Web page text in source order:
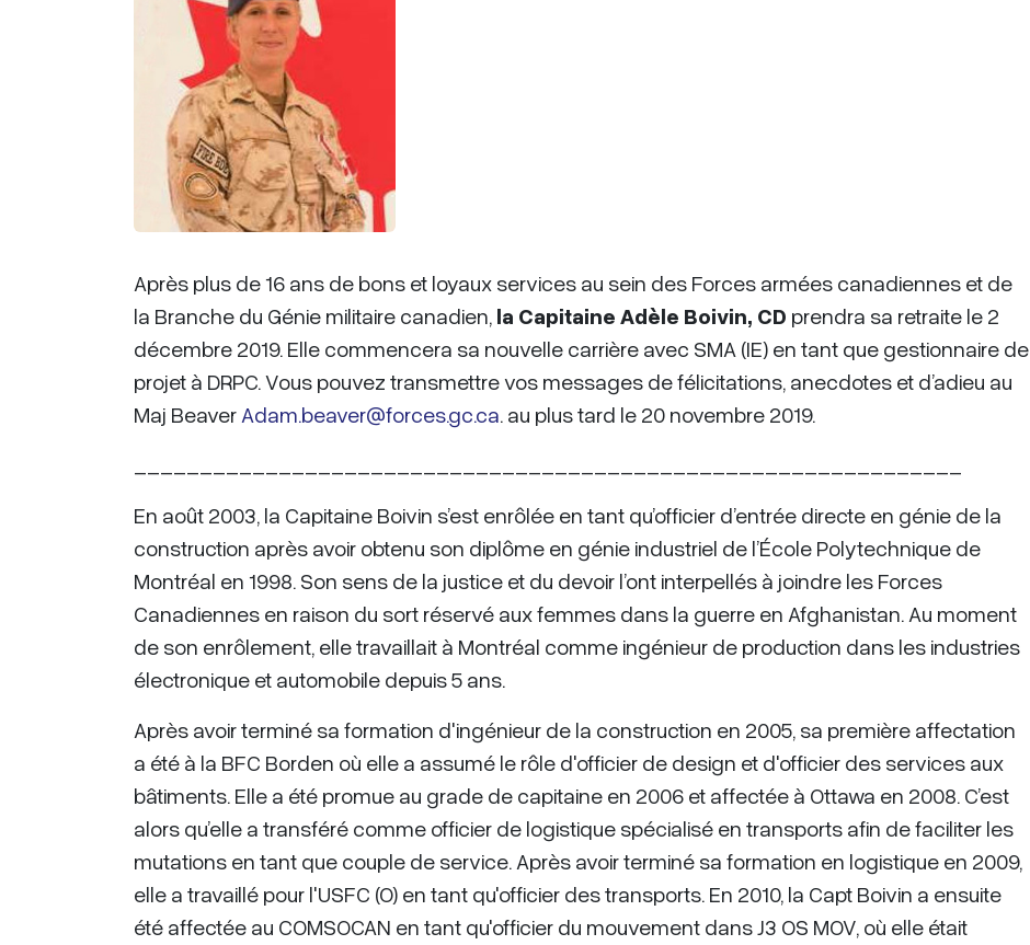
Après plus de 16 ans de bons et loyaux services au sein des Forces armées canadiennes et de
la Branche du Génie militaire canadien, la Capitaine Adèle Boivin, CD prendra sa retraite le 2
décembre 2019. Elle commencera sa nouvelle carrière avec SMA (IE) en tant que gestionnaire de
projet à DRPC. Vous pouvez transmettre vos messages de félicitations, anecdotes et d’adieu au
Maj Beaver Adam.beaver@forces.gc.ca. au plus tard le 20 novembre 2019.​
En août 2003, la Capitaine Boivin s’est enrôlée en tant qu’officier d’entrée directe en génie de la
construction après avoir obtenu son diplôme en génie industriel de l’École Polytechnique de
Montréal en 1998. Son sens de la justice et du devoir l’ont interpellés à joindre les Forces
Canadiennes en raison du sort réservé aux femmes dans la guerre en Afghanistan. Au moment
de son enrôlement, elle travaillait à Montréal comme ingénieur de production dans les industries
électronique et automobile depuis 5 ans.
Après avoir terminé sa formation d'ingénieur de la construction en 2005, sa première affectation
a été à la BFC Borden où elle a assumé le rôle d'officier de design et d'officier des services aux
bâtiments. Elle a été promue au grade de capitaine en 2006 et affectée à Ottawa en 2008. C’est
alors qu’elle a transféré comme officier de logistique spécialisé en transports afin de faciliter les
mutations en tant que couple de service. Après avoir terminé sa formation en logistique en 2009,
elle a travaillé pour l'USFC (O) en tant qu'officier des transports. En 2010, la Capt Boivin a ensuite
été affectée au COMSOCAN en tant qu'officier du mouvement dans J3 OS MOV, où elle était